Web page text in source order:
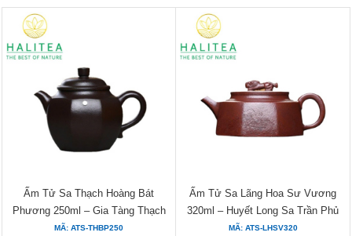
Ấm Tử Sa Thạch Hoàng Bát
Phương 250ml – Gia Tàng Thạch
Hoàng...
MÃ: ATS-THBP250
Ấm Tử Sa Lãng Hoa Sư Vương
320ml – Huyết Long Sa Trần Phủ
Thủ...
MÃ: ATS-LHSV320